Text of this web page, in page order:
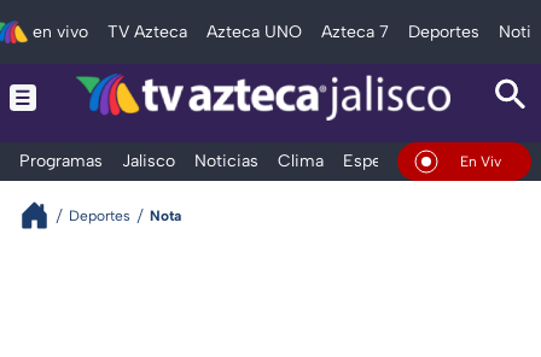
en vivo TV Azteca Azteca UNO Azteca 7 Deportes
Programas Jalisco Noticias Clima Espectáculos Deportes
En Vivo
Deportes Nota